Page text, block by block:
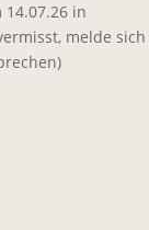
in
melde sich